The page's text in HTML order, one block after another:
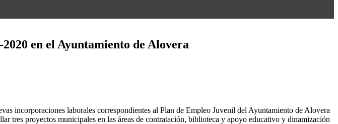
en el Ayuntamiento de Alovera
incorporaciones laborales correspondientes al Plan de Empleo Juvenil del Ayuntamiento de Alovera
tres proyectos municipales en las áreas de contratación, biblioteca y apoyo educativo y dinamización